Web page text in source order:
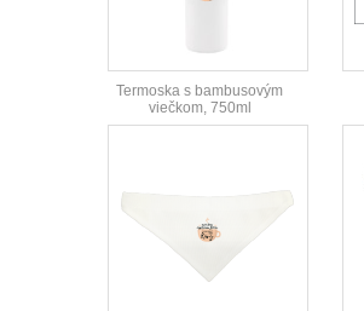
Termoska s bambusovým
viečkom, 750ml